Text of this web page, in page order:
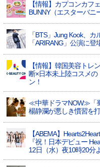
【情報】カプコンカ
BUNNY（エスターバニ
「BTS」Jung Kook、
「ARIRANG」公演に登
【情報】韓国美容トレ
断×日本未上陸コスメの
ン！
≪中華ドラマNOW≫「
楊静瀾が悪しき慣習を
【ABEMA】
『祝！日本デビュー
12日（水）夜10時20分